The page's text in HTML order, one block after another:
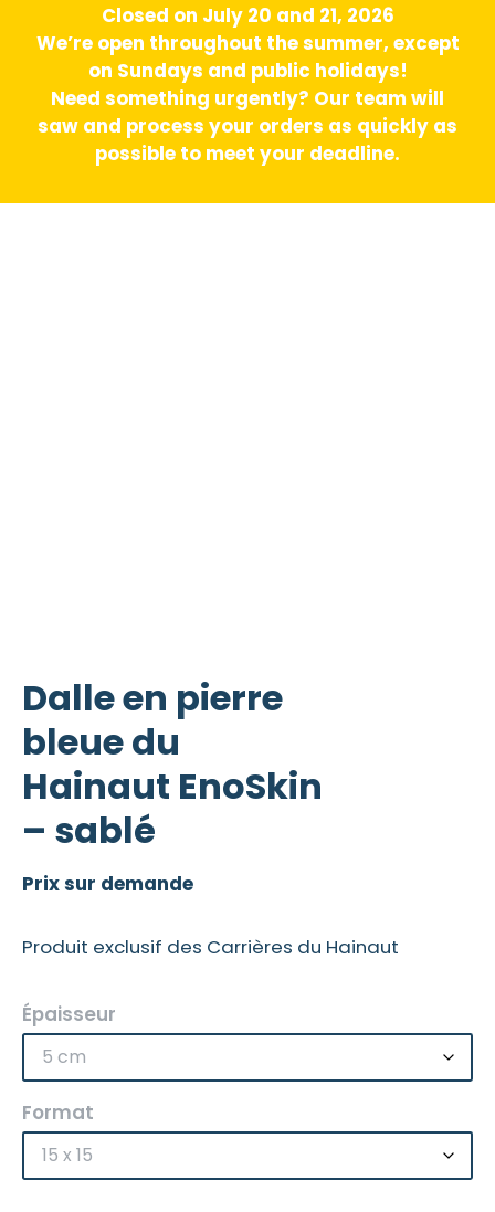
Closed on July 20 and 21, 2026
We’re open throughout the summer, except
on Sundays and public holidays!
Need something urgently? Our team will
saw and process your orders as quickly as
possible to meet your deadline.
Dalle en pierre
bleue du
Hainaut EnoSkin
– sablé
Prix sur demande
Produit exclusif des Carrières du Hainaut
Épaisseur
Format